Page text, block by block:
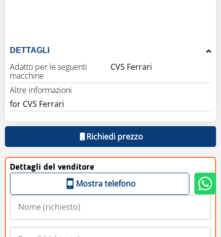
DETTAGLI
Adatto per le seguenti
macchine
CVS Ferrari
Altre informazioni
for CVS Ferrari
Richiedi prezzo
Dettagli del venditore
Mostra telefono